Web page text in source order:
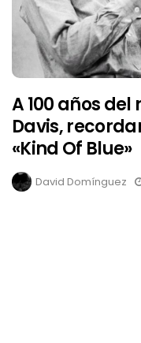
A 100 años
Davis,
«Kind Of Blue»
David Domínguez